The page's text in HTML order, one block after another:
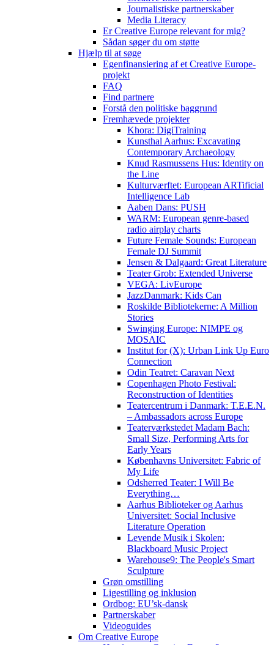
Journalistiske partnerskaber
Media Literacy
Er Creative Europe relevant for mig?
Sådan søger du om støtte
Hjælp til at søge
Egenfinansiering af et Creative Europe-
projekt
FAQ
Find partnere
Forstå den politiske baggrund
Fremhævede projekter
Khora: DigiTraining
Kunsthal Aarhus: Excavating
Contemporary Archaeology
Knud Rasmussens Hus: Identity on
the Line
Kulturværftet: European ARTificial
Intelligence Lab
Aaben Dans: PUSH
WARM: European genre-based
radio airplay charts
Future Female Sounds: European
Female DJ Summit
Jensen & Dalgaard: Great Literature
Teater Grob: Extended Universe
VEGA: LivEurope
JazzDanmark: Kids Can
Roskilde Bibliotekerne: A Million
Stories
Swinging Europe: NIMPE og
MOSAIC
Institut for (X): Urban Link Up Euro
Connection
Odin Teatret: Caravan Next
Copenhagen Photo Festival:
Reconstruction of Identities
Teatercentrum i Danmark: T.E.E.N.
– Ambassadors across Europe
Teaterværkstedet Madam Bach:
Small Size, Performing Arts for
Early Years
Københavns Universitet: Fabric of
My Life
Odsherred Teater: I Will Be
Everything…
Aarhus Biblioteker og Aarhus
Universitet: Social Inclusive
Literature Operation
Levende Musik i Skolen:
Blackboard Music Project
Warehouse9: The People's Smart
Sculpture
Grøn omstilling
Ligestilling og inklusion
Ordbog: EU’sk-dansk
Partnerskaber
Videoguides
Om Creative Europe